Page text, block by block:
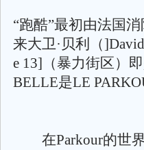
“跑酷”最初由法国
来大卫·贝利（
e 13]（暴力街区）
BELLE是LE
在Parkour的世界